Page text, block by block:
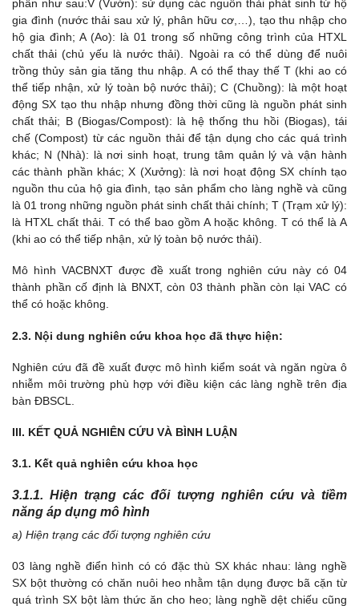
phần như sau:V (Vườn): sử dụng các nguồn thải phát sinh từ hộ
gia đình (nước thải sau xử lý, phân hữu cơ,…), tạo thu nhập cho
hộ gia đình; A (Ao): là 01 trong số những công trình của HTXL
chất thải (chủ yếu là nước thải). Ngoài ra có thể dùng để nuôi
trồng thủy sản gia tăng thu nhập. A có thể thay thế T (khi ao có
thể tiếp nhận, xử lý toàn bộ nước thải); C (Chuồng): là một hoạt
động SX tạo thu nhập nhưng đồng thời cũng là nguồn phát sinh
chất thải; B (Biogas/Compost): là hệ thống thu hồi (Biogas), tái
chế (Compost) từ các nguồn thải để tận dụng cho các quá trình
khác; N (Nhà): là nơi sinh hoạt, trung tâm quản lý và vận hành
các thành phần khác; X (Xưởng): là nơi hoạt động SX chính tạo
nguồn thu của hộ gia đình, tạo sản phẩm cho làng nghề và cũng
là 01 trong những nguồn phát sinh chất thải chính; T (Trạm xử lý):
là HTXL chất thải. T có thể bao gồm A hoặc không. T có thể là A
(khi ao có thể tiếp nhận, xử lý toàn bộ nước thải).
Mô hình VACBNXT được đề xuất trong nghiên cứu này có 04
thành phần cố định là BNXT, còn 03 thành phần còn lại VAC có
thể có hoặc không.
2.3. Nội dung nghiên cứu khoa học đã thực hiện:
Nghiên cứu đã đề xuất được mô hình kiểm soát và ngăn ngừa ô
nhiễm môi trường phù hợp với điều kiện các làng nghề trên địa
bàn ĐBSCL.
III. KẾT QUẢ NGHIÊN CỨU VÀ BÌNH LUẬN
3.1. Kết quả nghiên cứu khoa học
3.1.1. Hiện trạng các đối tượng nghiên cứu và tiềm
năng áp dụng mô hình
a) Hiện trạng các đối tượng nghiên cứu
03 làng nghề điển hình có có đặc thù SX khác nhau: làng nghề
SX bột thường có chăn nuôi heo nhằm tận dụng được bã cặn từ
quá trình SX bột làm thức ăn cho heo; làng nghề dệt chiếu cũng